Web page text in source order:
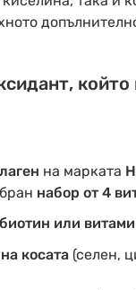
на марката
набор от 4
или
косата(селен,